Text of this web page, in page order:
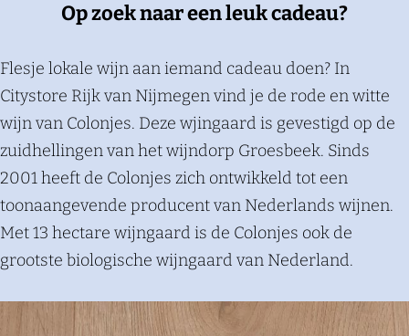
Op zoek naar een leuk cadeau?
Flesje lokale wijn aan iemand cadeau doen? In
Citystore Rijk van Nijmegen vind je de rode en witte
wijn van Colonjes. Deze wjingaard is gevestigd op de
zuidhellingen van het wijndorp Groesbeek. Sinds
2001 heeft de Colonjes zich ontwikkeld tot een
toonaangevende producent van Nederlands wijnen.
Met 13 hectare wijngaard is de Colonjes ook de
grootste biologische wijngaard van Nederland.